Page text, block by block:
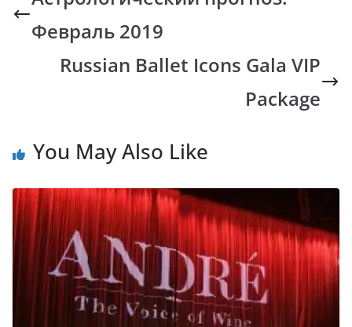
o
o
k
A
p
p
Li
n
k
a
Февраль 2019
Russian Ballet Icons Gala VIP
Package
You May Also Like